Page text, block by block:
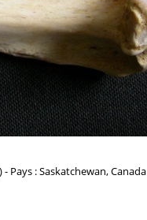
Pays : Saskatchewan, Canada